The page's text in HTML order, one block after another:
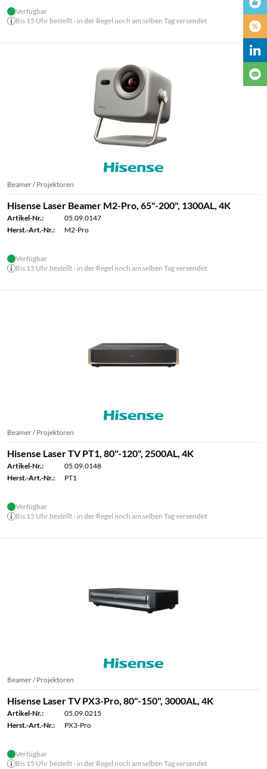
Verfügbar
Bis 15 Uhr bestellt - in der Regel noch am selben Tag versendet
Beamer / Projektoren
Hisense Laser Beamer M2-Pro, 65"-200", 1300AL, 4K
Artikel-Nr.:
05.09.0147
Herst.-Art.-Nr.:
M2-Pro
Verfügbar
Bis 15 Uhr bestellt - in der Regel noch am selben Tag versendet
Beamer / Projektoren
Hisense Laser TV PT1, 80"-120", 2500AL, 4K
Artikel-Nr.:
05.09.0148
Herst.-Art.-Nr.:
PT1
Verfügbar
Bis 15 Uhr bestellt - in der Regel noch am selben Tag versendet
Beamer / Projektoren
Hisense Laser TV PX3-Pro, 80"-150", 3000AL, 4K
Artikel-Nr.:
05.09.0215
Herst.-Art.-Nr.:
PX3-Pro
Verfügbar
Bis 15 Uhr bestellt - in der Regel noch am selben Tag versendet